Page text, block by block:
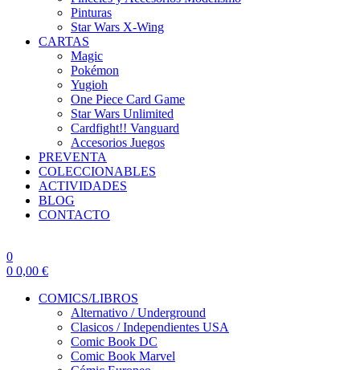
Pinturas
Star Wars X-Wing
CARTAS
Magic
Pokémon
Yugioh
One Piece Card Game
Star Wars Unlimited
Cardfight!! Vanguard
Accesorios Juegos
PREVENTA
COLECCIONABLES
ACTIVIDADES
BLOG
CONTACTO
0
0 0,00 €
COMICS/LIBROS
Alternativo / Underground
Clasicos / Independientes USA
Comic Book DC
Comic Book Marvel